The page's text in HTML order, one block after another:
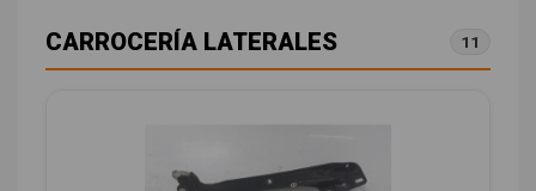
CARROCERÍA LATERALES 11